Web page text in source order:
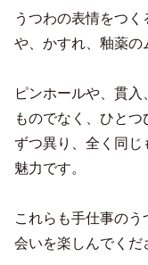
うつわの表情をつ
や、かすれ、釉薬の
ピンホールや、貫
ものでなく、ひと
ずつ異り、全く同じ
魅力です。
これらも手仕事の
会いを楽しんでくだ